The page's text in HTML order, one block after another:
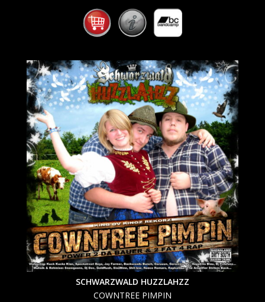
SCHWARZWALD HUZZLAHZZ
COWNTREE PIMPIN